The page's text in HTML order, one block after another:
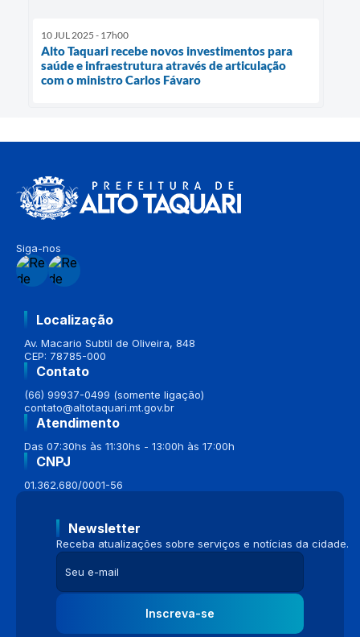
10 JUL 2025 - 17h00
Alto Taquari recebe novos investimentos para
saúde e infraestrutura através de articulação
com o ministro Carlos Fávaro
Siga-nos
Localização
Av. Macario Subtil de Oliveira, 848
CEP: 78785-000
Contato
(66) 99937-0499 (somente ligação)
contato@altotaquari.mt.gov.br
Atendimento
Das 07:30hs às 11:30hs - 13:00h às 17:00h
CNPJ
01.362.680/0001-56
Newsletter
Receba atualizações sobre serviços e notícias da cidade.
Inscreva-se